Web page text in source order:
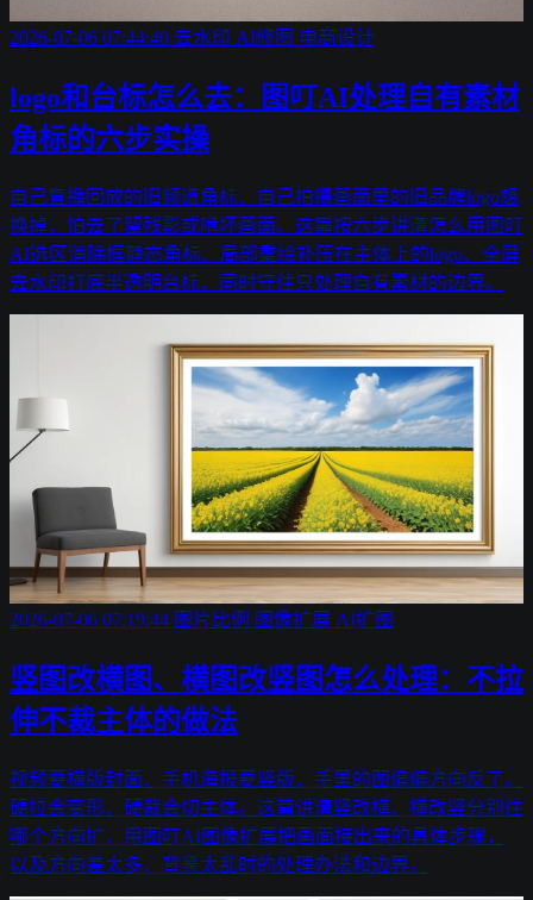
2026-07-06 07:44:40 去水印 AI修图 电商设计
logo和台标怎么去：图叮AI处理自有素材
角标的六步实操
自己直播回放的旧频道角标、自己拍摄画面里的旧品牌logo想
换掉，怕去了留残影或啃坏画面。这篇按六步讲清怎么用图叮
AI选区消除框静态角标、局部重绘补压在主体上的logo、全屏
去水印打底半透明台标，同时守住只处理自有素材的边界。
2026-07-06 07:19:44 图片比例 图像扩展 AI扩图
竖图改横图、横图改竖图怎么处理：不拉
伸不裁主体的做法
视频要横版封面、手机海报要竖版，手里的图偏偏方向反了。
硬拉会变形、硬裁会切主体。这篇讲清竖改横、横改竖分别往
哪个方向扩，用图叮AI图像扩展把画面接出来的具体步骤，
以及方向差太多、背景太乱时的处理办法和边界。